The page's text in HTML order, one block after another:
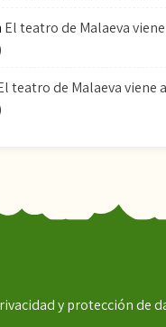
El teatro de Malaeva
teatro de Malaeva viene
y protección de